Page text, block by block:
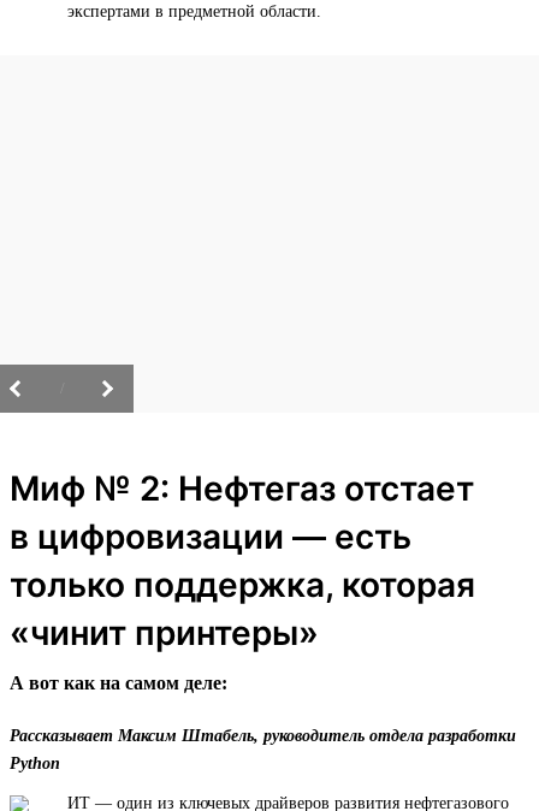
экспертами в предметной области.
Миф № 2: Нефтегаз отстает
в цифровизации — есть
только поддержка, которая
«чинит принтеры»
А вот как на самом деле:
Рассказывает Максим Штабель, руководитель отдела разработки
Python
ИТ — один из ключевых драйверов развития нефтегазового